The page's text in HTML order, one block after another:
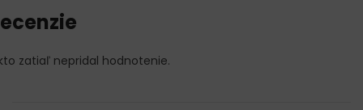
zatiaľ nepridal hodnotenie.